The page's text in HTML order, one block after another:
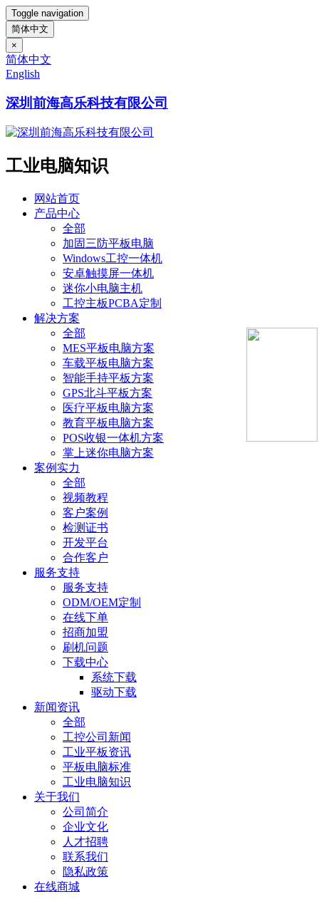
Toggle navigation
简体中文
×
简体中文
English
深圳前海高乐科技有限公司
工业电脑知识
网站首页
产品中心
全部
加固三防平板电脑
Windows工控一体机
安卓触摸屏一体机
迷你小电脑主机
工控主板PCBA定制
解决方案
全部
MES平板电脑方案
车载平板电脑方案
智能手持平板方案
GPS北斗平板方案
医疗平板电脑方案
教育平板电脑方案
POS收银一体机方案
掌上迷你电脑方案
案例实力
全部
视频教程
客户案例
检测证书
开发平台
合作客户
服务支持
服务支持
ODM/OEM定制
在线下单
招商加盟
刷机问题
下载中心
系统下载
驱动下载
新闻资讯
全部
工控公司新闻
工业平板资讯
平板电脑标准
工业电脑知识
关于我们
公司简介
企业文化
人才招聘
联系我们
隐私政策
在线商城